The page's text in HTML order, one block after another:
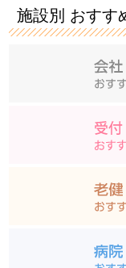
施設別 おすす